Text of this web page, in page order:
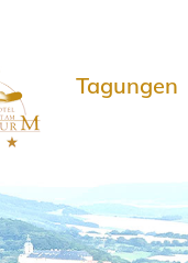
Tagungen